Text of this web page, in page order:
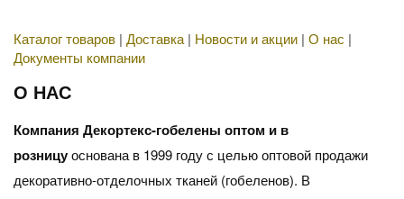
Каталог товаров | Доставка| Новости и акции | О нас |
Документы компании
О НАС
Компания Декортекс-гобелены оптом и в
розницуоснована в 1999 году с целью оптовой продажи
декоративно-отделочных тканей (гобеленов). В